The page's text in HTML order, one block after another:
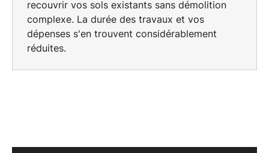
recouvrir vos sols existants sans démolition
complexe. La durée des travaux et vos
dépenses s'en trouvent considérablement
réduites.